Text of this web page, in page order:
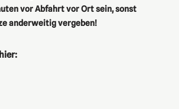
vor Abfahrt vor Ort sein, sonst
anderweitig vergeben!